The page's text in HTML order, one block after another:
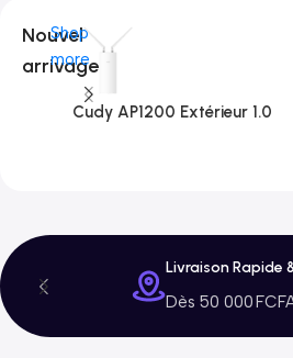
Nouvel
arrivage
Shop
more
Cudy AP1200 Extérieur 1.0
Livraison Rapide
Dès 50 000